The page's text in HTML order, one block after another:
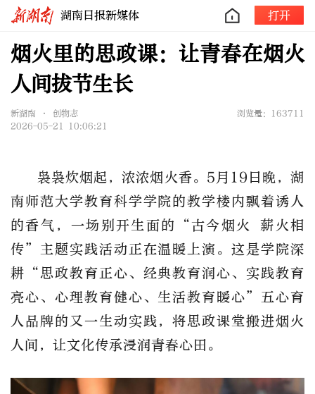
湖南日报新媒体 打开
烟火里的思政课：让青春在烟火
人间拔节生长
新湖南 • 创物志
浏览量：163711
2026-05-21 10:06:21
袅袅炊烟起，浓浓烟火香。5月19日晚，湖
南师范大学教育科学学院的教学楼内飘着诱人
的香气，一场别开生面的“古今烟火 薪火相
传”主题实践活动正在温暖上演。这是学院深
耕“思政教育正心、经典教育润心、实践教育
亮心、心理教育健心、生活教育暖心”五心育
人品牌的又一生动实践，将思政课堂搬进烟火
人间，让文化传承浸润青春心田。